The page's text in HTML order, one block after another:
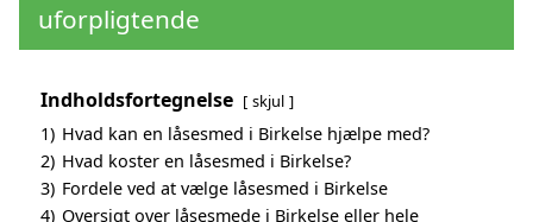
uforpligtende
Indholdsfortegnelse skjul
1) Hvad kan en låsesmed i Birkelse hjælpe med?
2) Hvad koster en låsesmed i Birkelse?
3) Fordele ved at vælge låsesmed i Birkelse
4) Oversigt over låsesmede i Birkelse eller hele